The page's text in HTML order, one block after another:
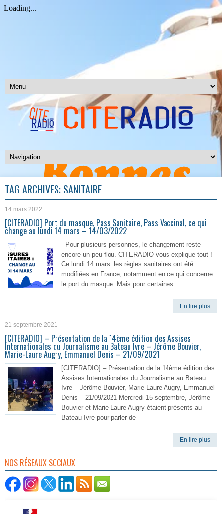
TAG ARCHIVES: SANITAIRE
14 mars 2022
[CITERADIO] Port du masque, Pass Sanitaire, Pass Vaccinal, ce qui
change au lundi 14 mars – 14/03/2022
Pour plusieurs personnes, le changement reste
encore un peu flou, CITERADIO vous explique tout !
Ce lundi 14 mars, les règles sanitaires ont été
modifiées en France, notamment en ce qui concerne
le port du masque. Mais pour certaines
En lire plus
21 septembre 2021
[CITERADIO] – Présentation de la 14ème édition des Assises
Internationales du Journalisme au Bateau Ivre – Jérôme Bouvier,
Marie-Laure Augry, Emmanuel Denis – 21/09/2021
[CITERADIO] – Présentation de la 14ème édition des
Assises Internationales du Journalisme au Bateau
Ivre – Jérôme Bouvier, Marie-Laure Augry, Emmanuel
Denis – 21/09/2021 Mercredi 15 septembre, Jérôme
Bouvier et Marie-Laure Augry étaient présents au
Bateau Ivre pour parler de
En lire plus
NOS RÉSEAUX SOCIAUX